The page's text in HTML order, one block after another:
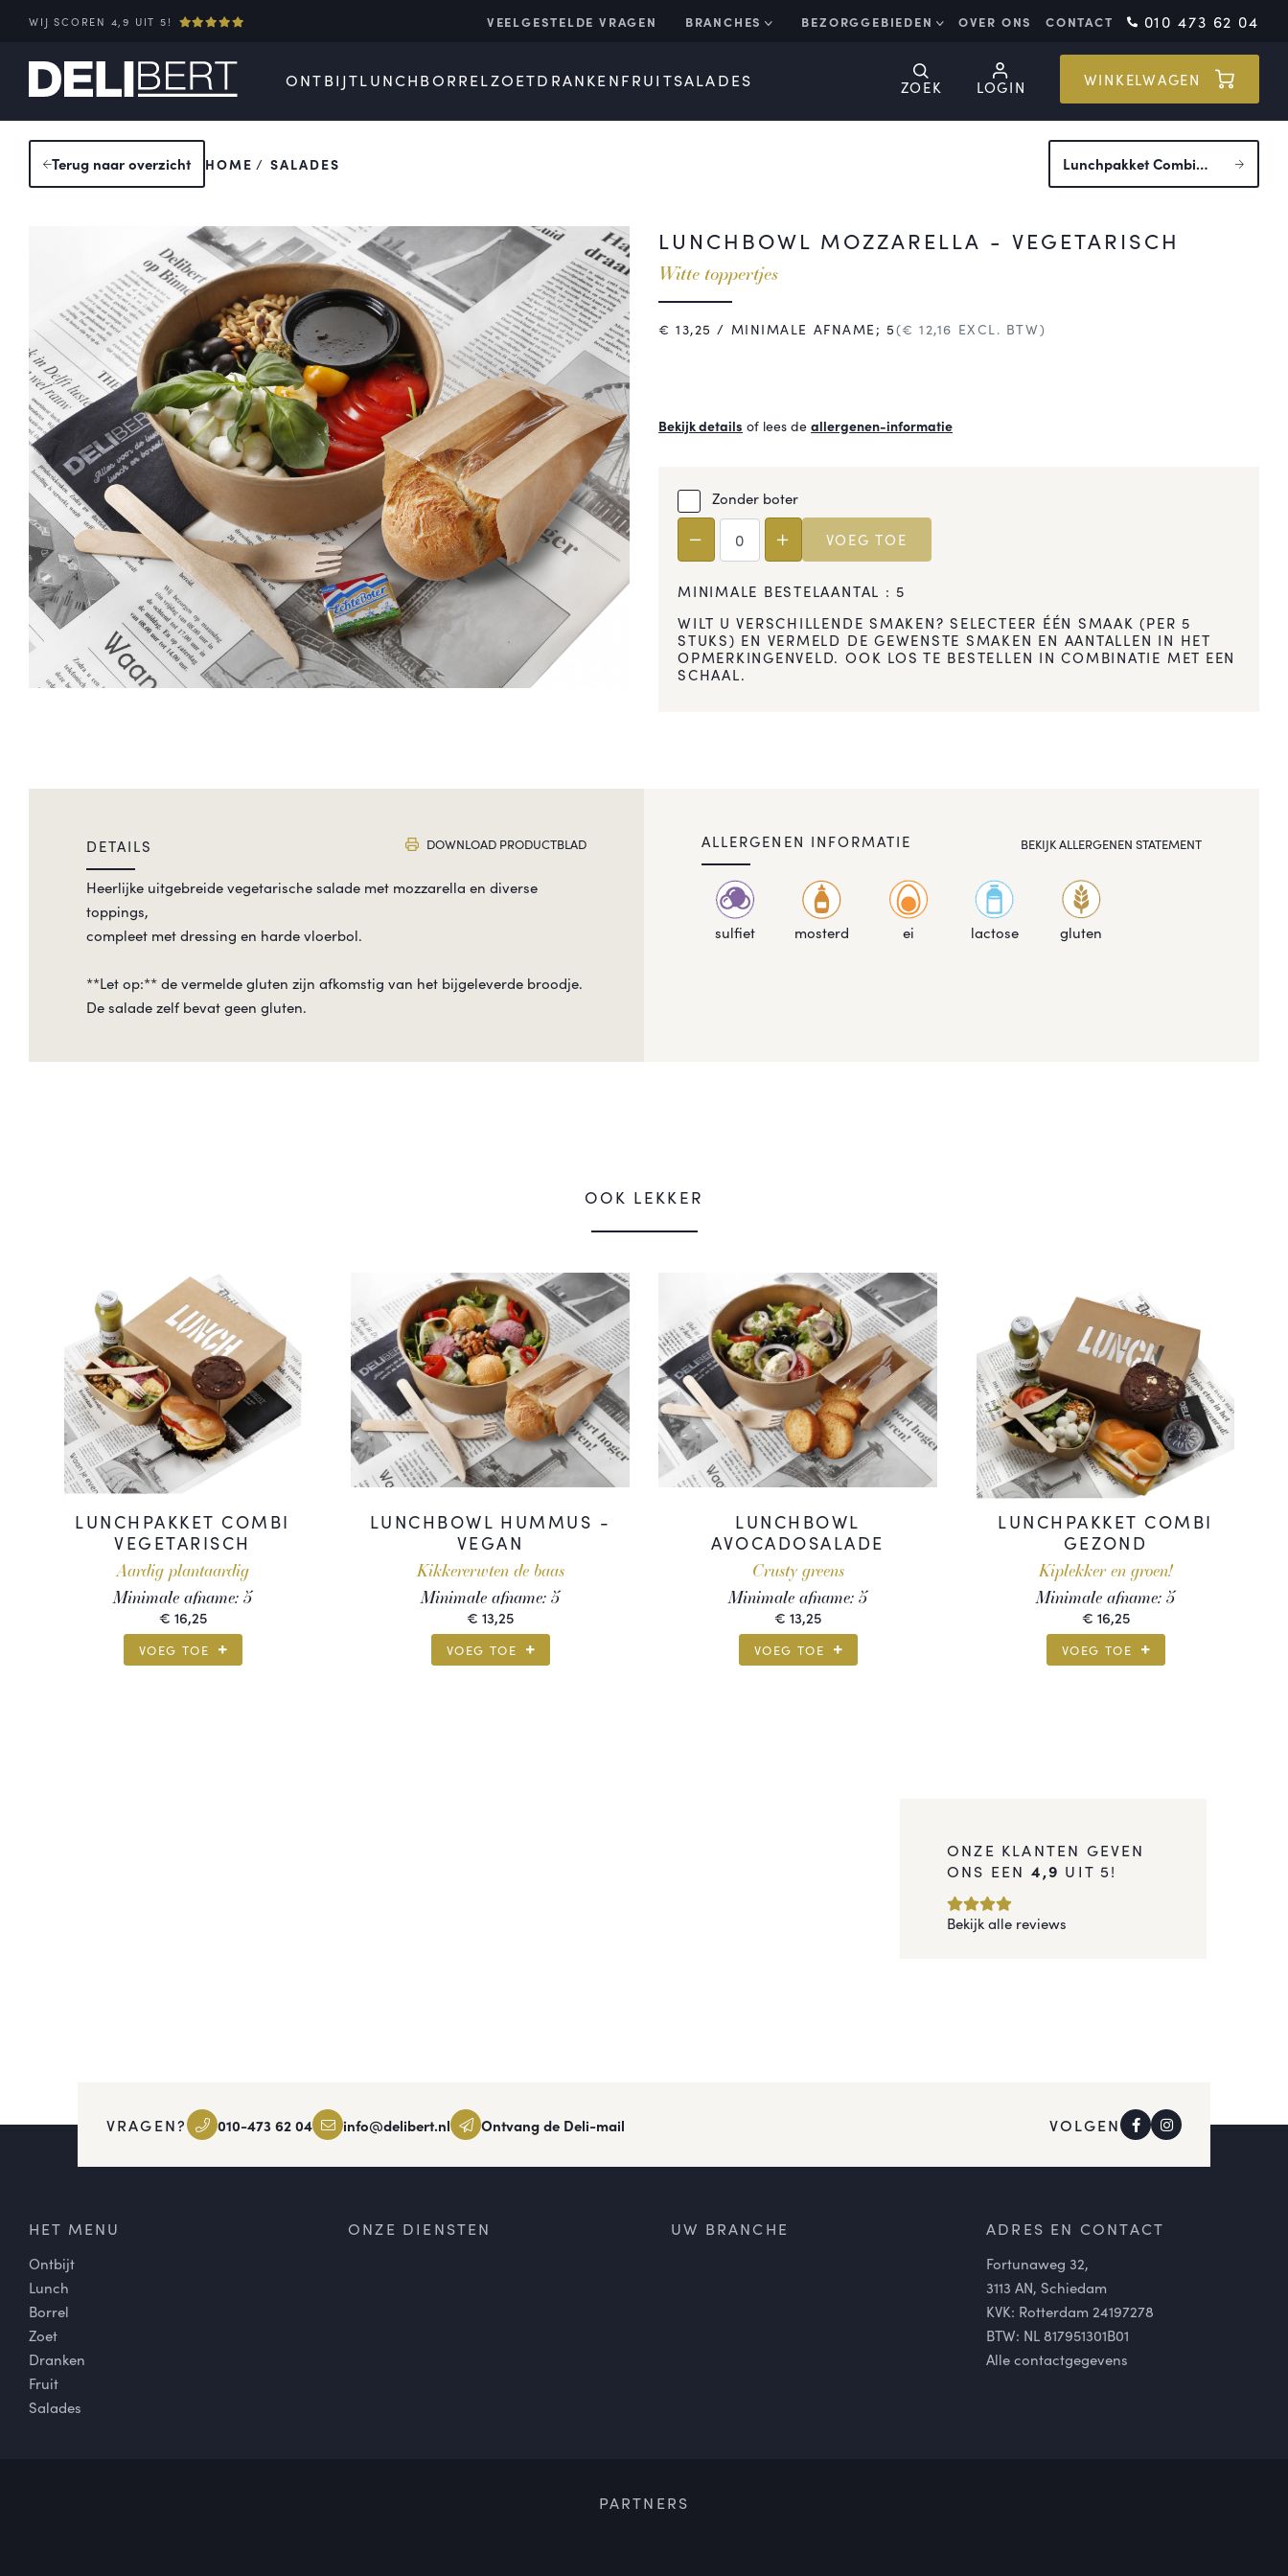
WIJ SCOREN 4,9 UIT 5! VEELGESTELDE VRAGEN BRANCHES BEZORGGEBIEDEN OVER ONS CONTACT 010 473 62 04
ONTBIJTLUNCHBORRELZOETDRANKENFRUITSALADES ZOEK LOGIN WINKELWAGEN
Terug naar overzicht HOME SALADES
Lunchpakket Combi
LUNCHBOWL MOZZARELLA - VEGETARISCH
Witte toppertjes
€13,25 / MINIMALE AFNAME; 5(€12,16 EXCL. BTW)
Bekijk details of lees de allergenen-informatie
Zonder boter
VOEG TOE
MINIMALE BESTELAANTAL : 5
WILT U VERSCHILLENDE SMAKEN? SELECTEER ÉÉN SMAAK (PER 5
STUKS) EN VERMELD DE GEWENSTE SMAKEN EN AANTALLEN IN HET
OPMERKINGENVELD. OOK LOS TE BESTELLEN IN COMBINATIE MET EEN
SCHAAL.
DETAILS DOWNLOAD PRODUCTBLAD
Heerlijke uitgebreide vegetarische salade met mozzarella en diverse
toppings,
compleet met dressing en harde vloerbol.
**Let op:** de vermelde gluten zijn afkomstig van het bijgeleverde broodje.
De salade zelf bevat geen gluten.
ALLERGENEN INFORMATIE BEKIJK ALLERGENEN STATEMENT
sulfiet mosterd ei lactose gluten
OOK LEKKER
LUNCHPAKKET COMBI
VEGETARISCH
Aardig plantaardig
Minimale afname: 5
€ 16,25
VOEG TOE
LUNCHBOWL HUMMUS -
VEGAN
Kikkererwten de baas
Minimale afname: 5
€ 13,25
VOEG TOE
LUNCHBOWL
AVOCADOSALADE
Crusty greens
Minimale afname: 5
€ 13,25
VOEG TOE
LUNCHPAKKET COMBI
GEZOND
Kiplekker en groen!
Minimale afname: 5
€ 16,25
VOEG TOE
ONZE KLANTEN GEVEN
ONS EEN 4,9 UIT 5!
Bekijk alle reviews
VRAGEN? 010-473 62 04 info@delibert.nl Ontvang de Deli-mail VOLGEN
HET MENU
Ontbijt
Lunch
Borrel
Zoet
Dranken
Fruit
Salades
ONZE DIENSTEN UW BRANCHE ADRES EN CONTACT
Fortunaweg 32,
3113 AN, Schiedam
KVK: Rotterdam 24197278
BTW: NL 817951301B01
Alle contactgegevens
PARTNERS